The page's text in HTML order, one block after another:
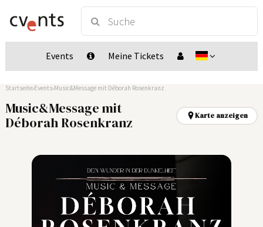
Events Meine Tickets
Startseite Events Music&Message mit Déborah Rosenkranz
Music&Message mit
Déborah Rosenkranz
Karte anzeigen